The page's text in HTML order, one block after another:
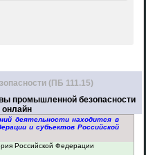
(ПБ 111.15)
промышленной безопасности
деятельности находится в
и субъектов Российской
Российской Федерации